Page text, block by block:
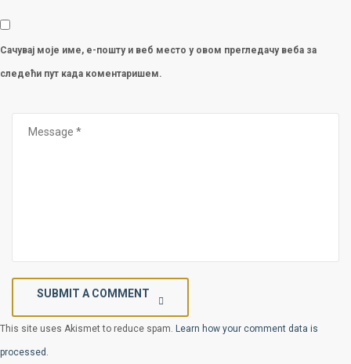
Сачувај моје име, е-пошту и веб место у овом прегледачу веба за
следећи пут када коментаришем.
SUBMIT A COMMENT
This site uses Akismet to reduce spam. Learn how your comment data is
processed.